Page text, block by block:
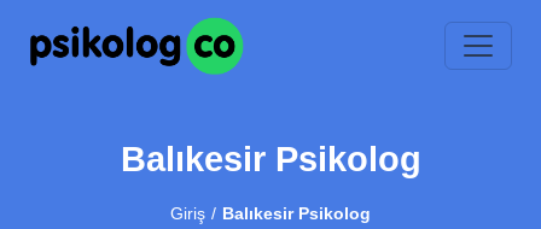
Balıkesir Psikolog
Giriş Balıkesir Psikolog